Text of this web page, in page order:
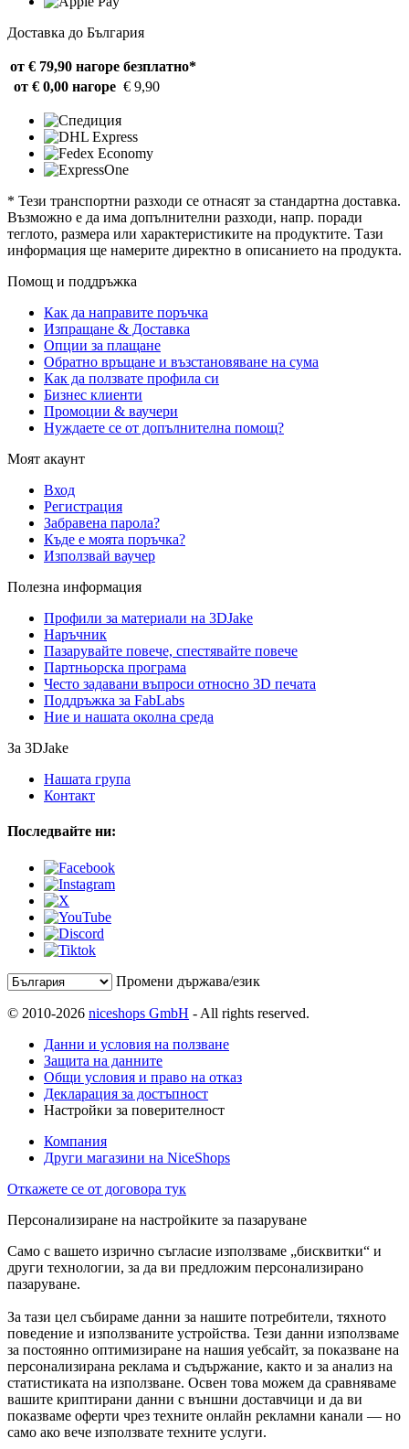
Доставка до България
от € 79,90 нагоре безплатно*
от € 0,00 нагоре € 9,90
* Тези транспортни разходи се отнасят за стандартна доставка.
Възможно е да има допълнителни разходи, напр. поради
теглото, размера или характеристиките на продуктите. Тази
информация ще намерите директно в описанието на продукта.
Помощ и поддръжка
Как да направите поръчка
Изпращане & Доставка
Опции за плащане
Обратно връщане и възстановяване на сума
Как да ползвате профила си
Бизнес клиенти
Промоции & ваучери
Нуждаете се от допълнителна помощ?
Моят акаунт
Вход
Регистрация
Забравена парола?
Къде е моята поръчка?
Използвай ваучер
Полезна информация
Профили за материали на 3DJake
Наръчник
Пазарувайте повече, спестявайте повече
Партньорска програма
Често задавани въпроси относно 3D печата
Поддръжка за FabLabs
Ние и нашата околна среда
За 3DJake
Нашата група
Контакт
Последвайте ни:
Промени държава/език
© 2010-2026 niceshops GmbH - All rights reserved.
Данни и условия на ползване
Защита на данните
Общи условия и право на отказ
Декларация за достъпност
Настройки за поверителност
Компания
Други магазини на NiceShops
Откажете се от договора тук
Персонализиране на настройките за пазаруване
Само с вашето изрично съгласие използваме „бисквитки“ и
други технологии, за да ви предложим персонализирано
пазаруване.
За тази цел събираме данни за нашите потребители, тяхното
поведение и използваните устройства. Тези данни използваме
за постоянно оптимизиране на нашия уебсайт, за показване на
персонализирана реклама и съдържание, както и за анализ на
статистиката на използване. Освен това можем да сравняваме
вашите криптирани данни с външни доставчици и да ви
показваме оферти чрез техните онлайн рекламни канали — но
само ако вече използвате техните услуги.